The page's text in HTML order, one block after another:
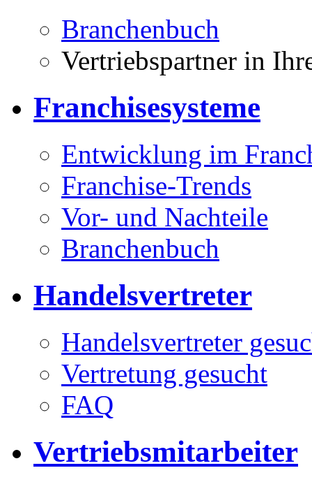
Branchenbuch
Vertriebspartner in
Franchisesysteme
Entwicklung im
Franchise-Trends
Vor- und Nachteile
Branchenbuch
Handelsvertreter
Handelsvertreter
Vertretung gesucht
FAQ
Vertriebsmitarbeiter